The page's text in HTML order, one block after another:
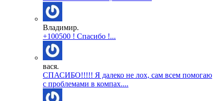
Владимир.
+100500 ! Спасибо !...
вася.
СПАСИБО!!!!! Я далеко не лох, сам всем помогаю
с проблемами в компах....